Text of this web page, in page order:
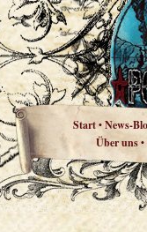
Start•News-
Über uns•